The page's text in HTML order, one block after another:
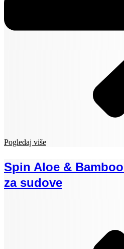
Pogledaj više
Spin Aloe &
za sudove